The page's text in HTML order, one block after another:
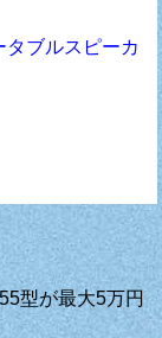
ブルスピーカ
型が最大5万円